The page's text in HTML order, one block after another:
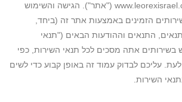
את הקשר שלך עם www.leorexisrael.co.il ("אתר"). הגישה והשימוש
הזמינים באמצעות אתר זה (ביחד,
התנאים וההודעות הבאים ("תנאי
בשירותים אתה מסכים לכל תנאי השירות, כפי
לעת. עליכם לבדוק עמוד זה באופן קבוע כדי לשים
השירות.